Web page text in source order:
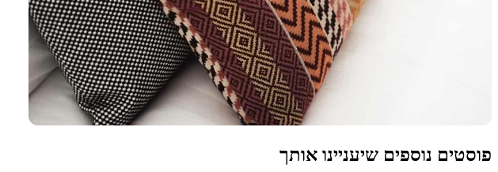
פוסטים נוספים שיעניינו אותך